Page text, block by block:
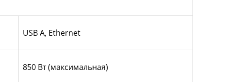
USB A, Ethernet
850 Вт (максимальная)